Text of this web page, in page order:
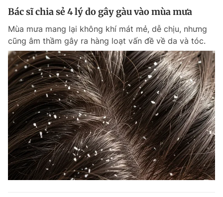
Bác sĩ chia sẻ 4 lý do gây gàu vào mùa mưa
Mùa mưa mang lại không khí mát mẻ, dễ chịu, nhưng
cũng âm thầm gây ra hàng loạt vấn đề về da và tóc.